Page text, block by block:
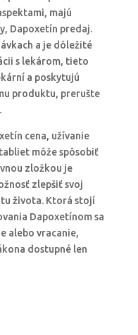
majú
Dapoxetín predaj.
a je dôležité
s lekárom, tieto
a poskytujú
produktu, prerušte
cena, užívanie
môže spôsobiť
zložkou je
zlepšiť svoj
života. Ktorá stojí
Dapoxetínom sa
alebo vracanie,
dostupné len